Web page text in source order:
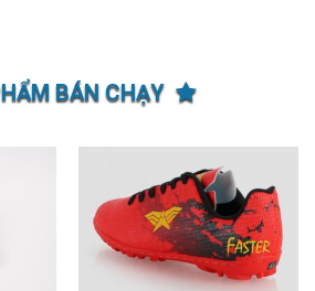
BÁN CHẠY